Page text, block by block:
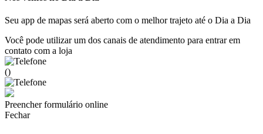
Seu app de mapas será aberto com o melhor trajeto até o Dia a Dia
Você pode utilizar um dos canais de atendimento para entrar em
contato com a loja
()
Preencher formulário online
Fechar